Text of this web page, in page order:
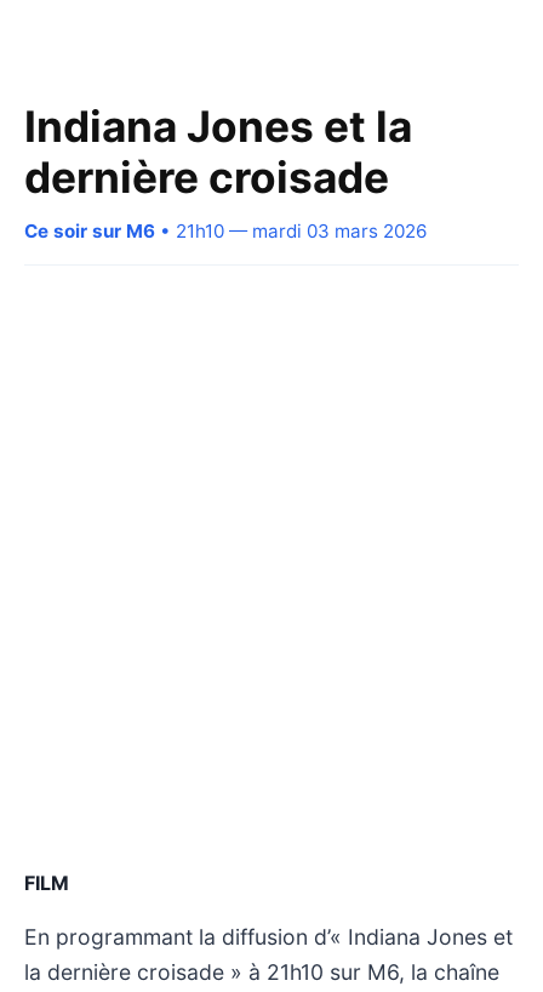
Indiana Jones et la
dernière croisade
Ce soir sur M6 • 21h10 — mardi 03 mars 2026
FILM
En programmant la diffusion d’« Indiana Jones et
la dernière croisade » à 21h10 sur M6, la chaîne